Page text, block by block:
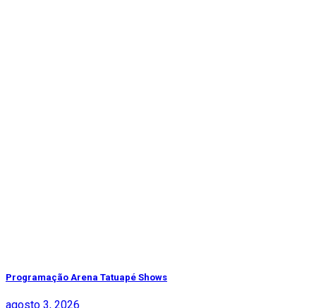
Programação Arena Tatuapé Shows
agosto 3, 2026